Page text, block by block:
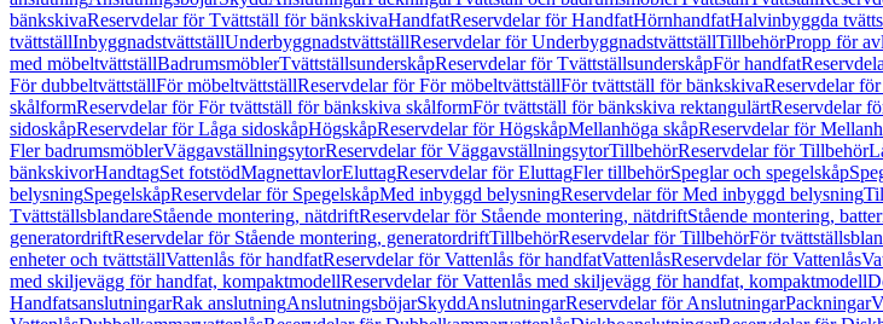
bänkskivaReservdelar för Tvättställ för bänkskivaHandfatReservdelar för HandfatHörnhandfatHalvinbyggda
tvättställInbyggnadstvättställUnderbyggnadstvättställReservdelar för UnderbyggnadstvättställTillbehörPropp för
med möbeltvättställBadrumsmöblerTvättställsunderskåpReservdelar för TvättställsunderskåpFör handfat
För dubbeltvättställFör möbeltvättställReservdelar för För möbeltvättställFör tvättställ för bänkskivaReservdelar
skålformReservdelar för För tvättställ för bänkskiva skålformFör tvättställ för bänkskiva rektangulärtReservdelar
sidoskåpReservdelar för Låga sidoskåpHögskåpReservdelar för HögskåpMellanhöga skåpReservdelar för
Fler badrumsmöblerVäggavställningsytorReservdelar för VäggavställningsytorTillbehörReservdelar för Tillbehör
bänkskivorHandtagSet fotstödMagnettavlorEluttagReservdelar för EluttagFler tillbehörSpeglar och spegelskåp
belysningSpegelskåpReservdelar för SpegelskåpMed inbyggd belysningReservdelar för Med inbyggd belysning
TvättställsblandareStående montering, nätdriftReservdelar för Stående montering, nätdriftStående montering,
generatordriftReservdelar för Stående montering, generatordriftTillbehörReservdelar för TillbehörFör
enheter och tvättställVattenlås för handfatReservdelar för Vattenlås för handfatVattenlåsReservdelar för Vattenlås
med skiljevägg för handfat, kompaktmodellReservdelar för Vattenlås med skiljevägg för handfat, kompaktmodell
HandfatsanslutningarRak anslutningAnslutningsböjarSkyddAnslutningarReservdelar för AnslutningarPackningar